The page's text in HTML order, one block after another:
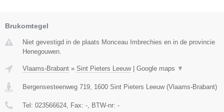
Brukomtegel
Niet gevestigd in de plaats Monceau Imbrechies en in de provincie
Henegouwen.
Vlaams-Brabant » Sint Pieters Leeuw| Google maps ▼
Bergensesteenweg 719 1600 Sint Pieters Leeuw(Vlaams-Brabant)
Tel: 023566624 , Fax: - , BTW-nr: -